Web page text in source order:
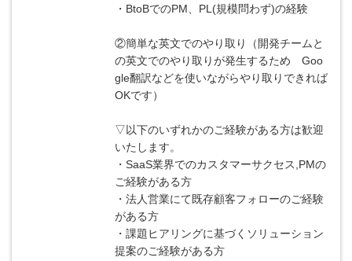
・BtoBでのPM、PL(規模問わず)の経験
②簡単な英文でのやり取り（開発チームと
の英文でのやり取りが発生するため Goo
gle翻訳などを使いながらやり取りできれば
OKです）
▽以下のいずれかのご経験がある方は歓迎
いたします。
・SaaS業界でのカスタマーサクセス,PMの
ご経験がある方
・法人営業にて既存顧客フォローのご経験
がある方
・課題ヒアリングに基づくソリューション
提案のご経験がある方